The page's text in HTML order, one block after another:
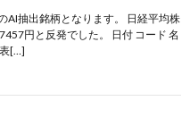
AI抽出銘柄となります。 日経平均株
円と反発でした。 日付 コード 名
[…]